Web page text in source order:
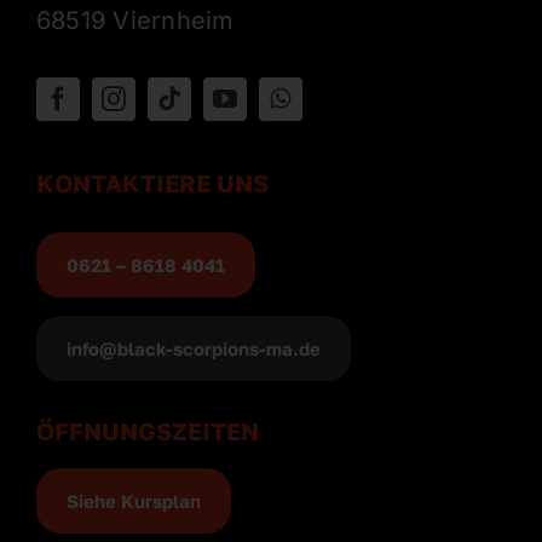
68519 Viernheim
KONTAKTIERE UNS
0621 – 8618 4041
info@black-scorpions-ma.de
ÖFFNUNGSZEITEN
Siehe Kursplan